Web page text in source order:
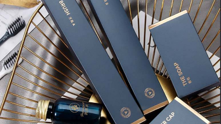
2026 马年新春贺词｜卓韵酒店用品：以卓然品质，赴新岁华章 02-17
金驹踏春来，瑞气盈门庭。值此 2026 丙午马年
新春佳节，卓韵酒店用品向长期以来信任、支
持我们的新老客户、合作伙伴、各界...
什么是独立站？如何给外贸独立站引流推广？
什么是独立站？如何给外贸独立站引流推广？
从三笑的历史到杭集的辉煌：探索酒店用品之都的前世今生 03-22